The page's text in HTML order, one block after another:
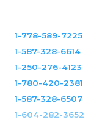
1-778-589-7225
1-587-328-6614
1-250-276-4123
1-780-420-2381
1-587-328-6507
1-604-282-3652